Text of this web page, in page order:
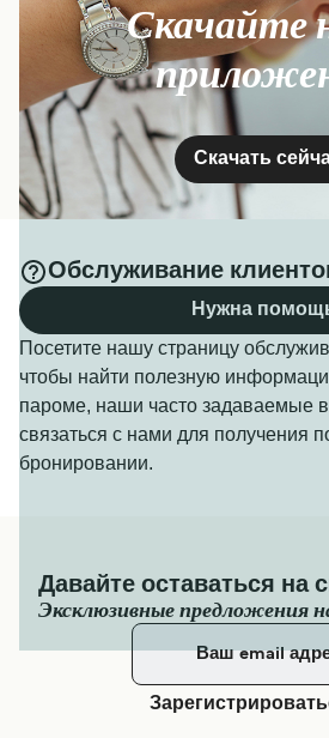
Скачайте
Скачать
Обслуживание
Посетите нашу страницу
чтобы найти полезную
пароме, наши часто задаваемые
связаться с нами для получения
бронировании.
Нужна
Давайте оставаться на
Эксклюзивные предложения